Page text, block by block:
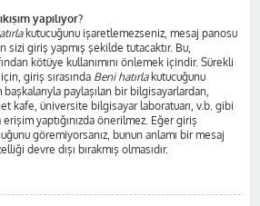
yapılıyor?
kutucuğunu işaretlemezseniz, mesaj panosu
giriş yapmış şekilde tutacaktır. Bu,
kötüye kullanımını önlemek içindir. Sürekli
giriş sırasında Beni hatırlakutucuğunu
paylaşılan bir bilgisayarlardan,
kafe, üniversite bilgisayar laboratuarı, v.b. gibi
yaptığınızda önerilmez. Eğer giriş
göremiyorsanız, bunun anlamı bir mesaj
devre dışı bırakmış olmasıdır.